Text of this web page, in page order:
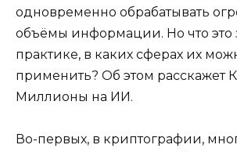
одновременно обрабатывать
объёмы информации. Но что это
практике, в каких сферах их
применить? Об этом расскажет
Миллионы на ИИ.
Во-первых, в криптографии,